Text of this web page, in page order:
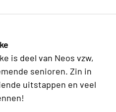
is deel van Neos vzw,
senioren. Zin in
uitstappen en veel